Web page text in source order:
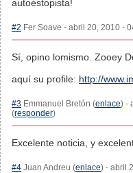
autoestopista!
#2 Fer Soave - abril 20, 2010 -
Sí, opino lomismo. Zooey
aquí su profile: http://
#3 Emmanuel Bretón (enlace) -
(responder)
Excelente noticia, y
#4 Juan Andreu (enlace) - abril